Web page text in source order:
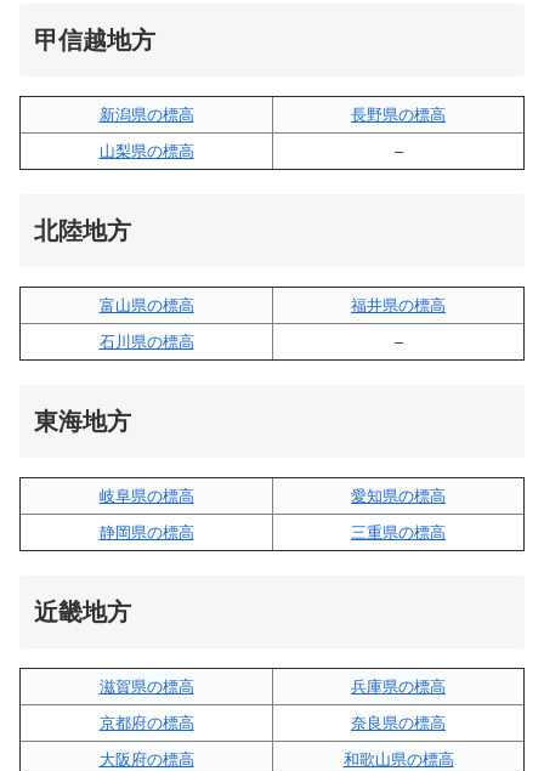
甲信越地方
新潟県の標高
長野県の標高
山梨県の標高
–
北陸地方
富山県の標高
福井県の標高
石川県の標高
–
東海地方
岐阜県の標高
愛知県の標高
静岡県の標高
三重県の標高
近畿地方
滋賀県の標高
兵庫県の標高
京都府の標高
奈良県の標高
大阪府の標高
和歌山県の標高